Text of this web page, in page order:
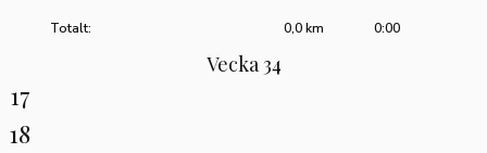
Totalt: 0:00
0,0 km
Vecka 34
17
18